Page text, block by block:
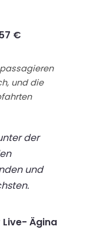
€
und die
der
und
Ägina